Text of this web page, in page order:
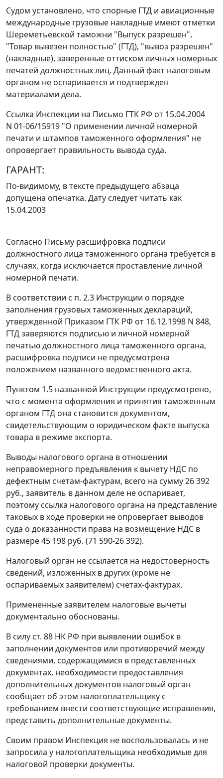
Судом установлено, что спорные ГТД и авиационные
международные грузовые накладные имеют отметки
Шереметьевской таможни "Выпуск разрешен",
"Товар вывезен полностью" (ГТД), "вывоз разрешен"
(накладные), заверенные оттиском личных номерных
печатей должностных лиц. Данный факт налоговым
органом не оспаривается и подтвержден
материалами дела.
Ссылка Инспекции на Письмо ГТК РФ от 15.04.2004
N 01-06/15919 "О применении личной номерной
печати и штампов таможенного оформления" не
опровергает правильность вывода суда.
ГАРАНТ:
По-видимому, в тексте предыдущего абзаца
допущена опечатка. Дату следует читать как
15.04.2003
Согласно Письму расшифровка подписи
должностного лица таможенного органа требуется в
случаях, когда исключается проставление личной
номерной печати.
В соответствии с п. 2.3 Инструкции о порядке
заполнения грузовых таможенных деклараций,
утвержденной Приказом ГТК РФ от 16.12.1998 N 848,
ГТД заверяются подписью и личной номерной
печатью должностного лица таможенного органа,
расшифровка подписи не предусмотрена
положением названного ведомственного акта.
Пунктом 1.5 названной Инструкции предусмотрено,
что с момента оформления и принятия таможенным
органом ГТД она становится документом,
свидетельствующим о юридическом факте выпуска
товара в режиме экспорта.
Выводы налогового органа в отношении
неправомерного предъявления к вычету НДС по
дефектным счетам-фактурам, всего на сумму 26 392
руб., заявитель в данном деле не оспаривает,
поэтому ссылка налогового органа на представление
таковых в ходе проверки не опровергает выводов
суда о доказанности права на возмещение НДС в
размере 45 198 руб. (71 590-26 392).
Налоговый орган не ссылается на недостоверность
сведений, изложенных в других (кроме не
оспариваемых заявителем) счетах-фактурах.
Примененные заявителем налоговые вычеты
документально обоснованы.
В силу ст. 88 НК РФ при выявлении ошибок в
заполнении документов или противоречий между
сведениями, содержащимися в представленных
документах, необходимости предоставления
дополнительных документов налоговый орган
сообщает об этом налогоплательщику с
требованием внести соответствующие исправления,
представить дополнительные документы.
Своим правом Инспекция не воспользовалась и не
запросила у налогоплательщика необходимые для
налоговой проверки документы.